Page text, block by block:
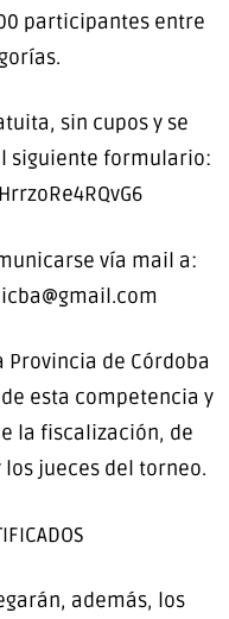
participantes entre
sin cupos y se
siguiente formulario:
vía mail a:
Provincia de Córdoba
esta competencia y
la fiscalización, de
jueces del torneo.
además, los